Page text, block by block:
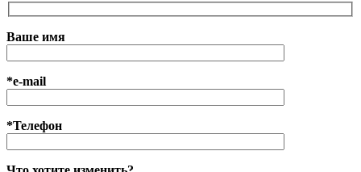
Ваше имя
*e-mail
*Телефон